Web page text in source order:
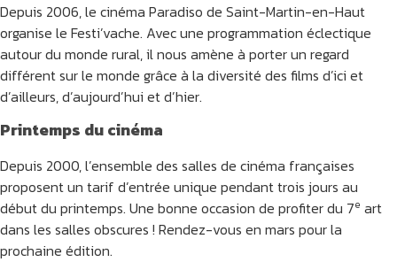
Depuis 2006, le cinéma Paradiso de Saint-Martin-en-Haut
organise le Festi’vache. Avec une programmation éclectique
autour du monde rural, il nous amène à porter un regard
différent sur le monde grâce à la diversité des films d’ici et
d’ailleurs, d’aujourd’hui et d’hier.
Printemps du cinéma
Depuis 2000, l’ensemble des salles de cinéma françaises
proposent un tarif d’entrée unique pendant trois jours au
début du printemps. Une bonne occasion de profiter du 7e art
dans les salles obscures ! Rendez-vous en mars pour la
prochaine édition.